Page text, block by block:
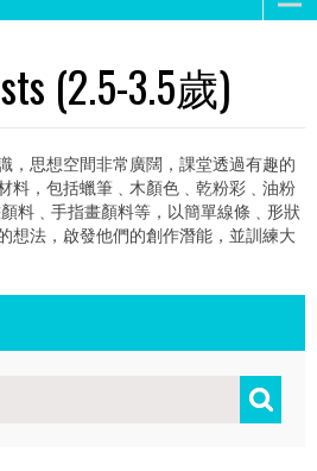
(2.5-3.5歲)
，思想空間非常廣闊，課堂透過有趣的
料，包括蠟筆﹑木顏色﹑乾粉彩﹑油粉
料﹑手指畫顏料等，以簡單線條﹑形狀
想法，啟發他們的創作潛能，並訓練大